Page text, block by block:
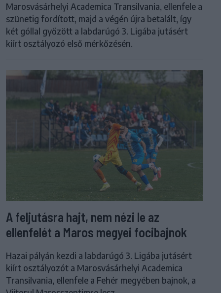
Marosvásárhelyi Academica Transilvania, ellenfele a
szünetig fordított, majd a végén újra betalált, így
két góllal győzött a labdarúgó 3. Ligába jutásért
kiírt osztályozó első mérkőzésén.
A feljutásra hajt, nem nézi le az
ellenfelét a Maros megyei focibajnok
Hazai pályán kezdi a labdarúgó 3. Ligába jutásért
kiírt osztályozót a Marosvásárhelyi Academica
Transilvania, ellenfele a Fehér megyében bajnok, a